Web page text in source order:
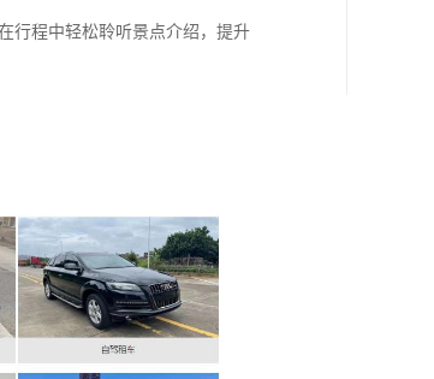
行程中轻松聆听景点介绍，提升